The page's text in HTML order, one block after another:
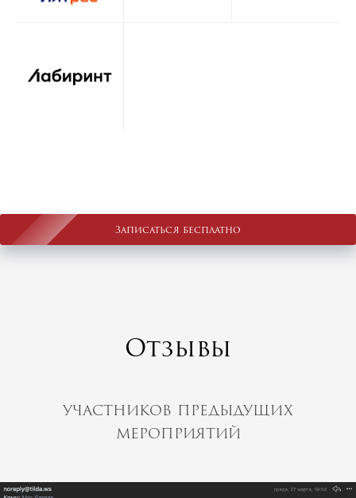
Записаться бесплатно
Отзывы
участников предыдущих
мероприятий